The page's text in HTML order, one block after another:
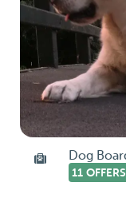
Dog
11 OFFERS